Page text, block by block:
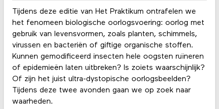
Tijdens deze editie van Het Praktikum ontrafelen we
het fenomeen biologische oorlogsvoering: oorlog met
gebruik van levensvormen, zoals planten, schimmels,
virussen en bacteriën of giftige organische stoffen.
Kunnen gemodificeerd insecten hele oogsten ruïneren
of epidemieën laten uitbreken? Is zoiets waarschijnlijk?
Of zijn het juist ultra-dystopische oorlogsbeelden?
Tijdens deze twee avonden gaan we op zoek naar
waarheden.